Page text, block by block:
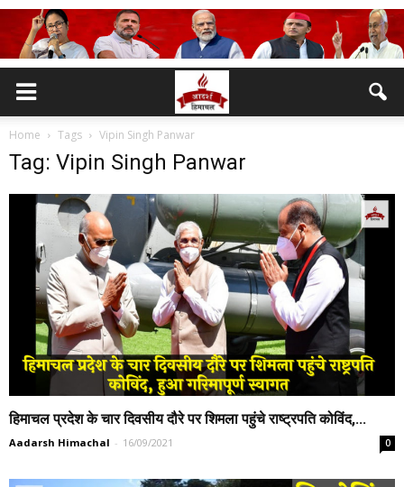
Home Tags Vipin Singh Panwar
Tag: Vipin Singh Panwar
हिमाचल प्रदेश के चार दिवसीय दौरे पर शिमला पहुंचे राष्ट्रपति कोविंद,...
Aadarsh Himachal - 16/09/2021 0